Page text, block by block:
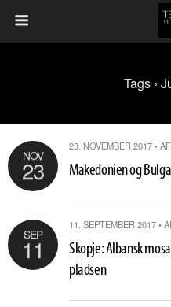
Tags ›
NOV
23
23. NOVEMBER 2017 •
Makedonien og
SEP
11
11. SEPTEMBER 2017 •
Skopje: Albansk
pladsen